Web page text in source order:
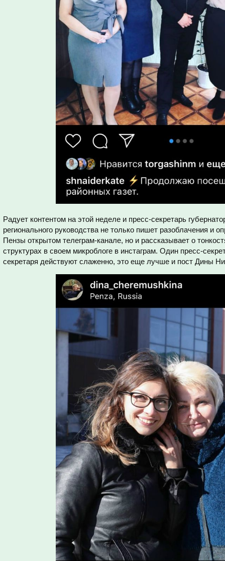
Радует контентом на этой неделе и пресс-секретарь
регионального руководства не только пишет разоблачения и
Пензы открытом телеграм-канале, но и рассказывает о
структурах в своем микроблоге в инстаграм. Один пресс-
секретаря действуют слаженно, это еще лучше и пост Дины